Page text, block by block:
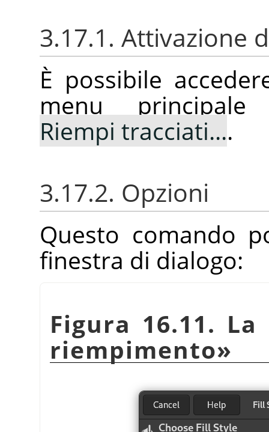
3.17.1. Attivazione
È possibile
menu
Riempi tracciati....
3.17.2. Opzioni
Questo comando
finestra di dialogo:
Figura 16.11.
riempimento»